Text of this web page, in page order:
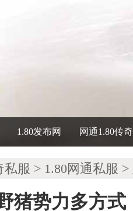
1.80发布网 网通1.80传奇
私服 > 1.80网通私服 >
猪势力多方式